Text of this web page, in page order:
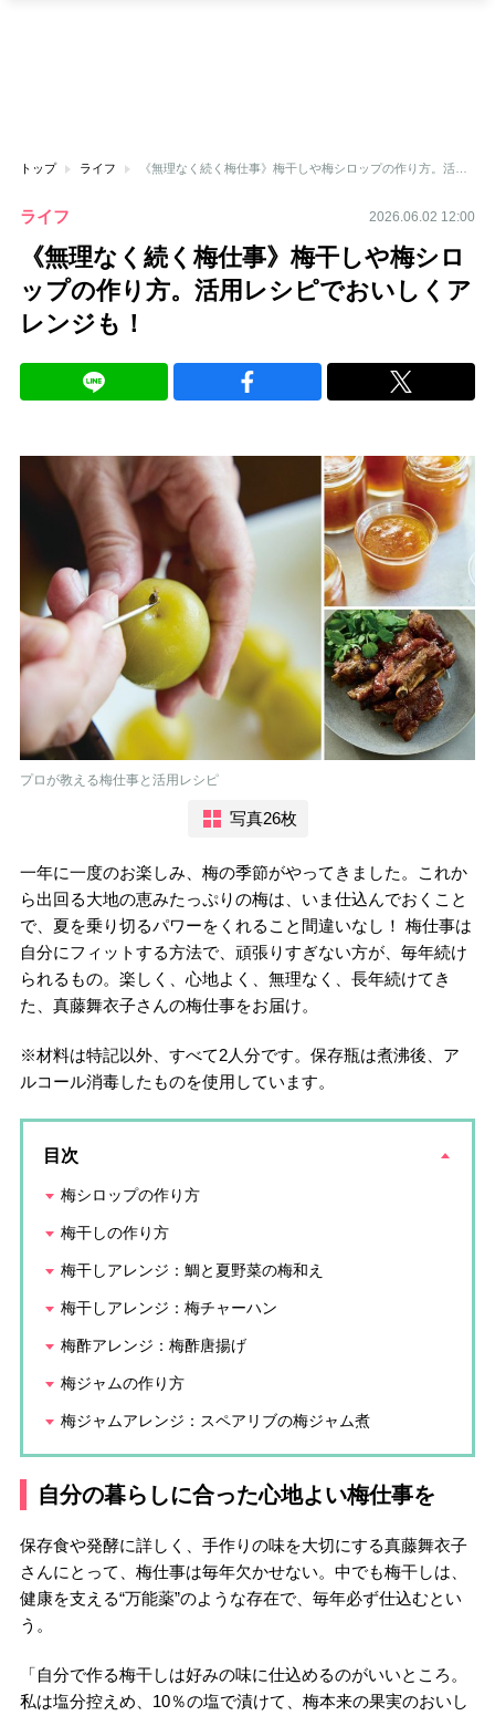
トップ ライフ 《無理なく続く梅仕事》梅干しや梅シロップの作り方。活用レシピでおいしくアレンジも！
ライフ 2026.06.02 12:00
《無理なく続く梅仕事》梅干しや梅シロ
ップの作り方。活用レシピでおいしくア
レンジも！
プロが教える梅仕事と活用レシピ
写真26枚
一年に一度のお楽しみ、梅の季節がやってきました。これか
ら出回る大地の恵みたっぷりの梅は、いま仕込んでおくこと
で、夏を乗り切るパワーをくれること間違いなし！ 梅仕事は
自分にフィットする方法で、頑張りすぎない方が、毎年続け
られるもの。楽しく、心地よく、無理なく、長年続けてき
た、真藤舞衣子さんの梅仕事をお届け。
※材料は特記以外、すべて2人分です。保存瓶は煮沸後、ア
ルコール消毒したものを使用しています。
目次
梅シロップの作り方
梅干しの作り方
梅干しアレンジ：鯛と夏野菜の梅和え
梅干しアレンジ：梅チャーハン
梅酢アレンジ：梅酢唐揚げ
梅ジャムの作り方
梅ジャムアレンジ：スペアリブの梅ジャム煮
自分の暮らしに合った心地よい梅仕事を
保存食や発酵に詳しく、手作りの味を大切にする真藤舞衣子
さんにとって、梅仕事は毎年欠かせない。中でも梅干しは、
健康を支える“万能薬”のような存在で、毎年必ず仕込むとい
う。
「自分で作る梅干しは好みの味に仕込めるのがいいところ。
私は塩分控えめ、10％の塩で漬けて、梅本来の果実のおいし